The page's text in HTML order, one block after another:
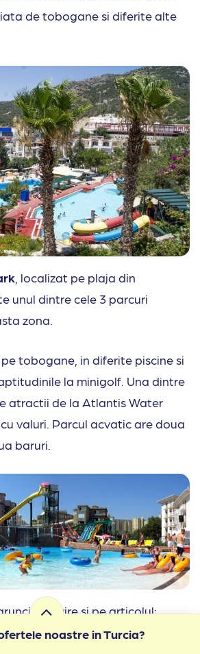
de tobogane si diferite alte
, localizat pe plaja din
unul dintre cele 3 parcuri
zona.
tobogane, in diferite piscine si
la minigolf. Una dintre
atractii de la Atlantis Water
valuri. Parcul acvatic are doua
baruri.
o privire si pe articolul:
regiunea Marea Egee din Turcia.
noastre in Turcia?